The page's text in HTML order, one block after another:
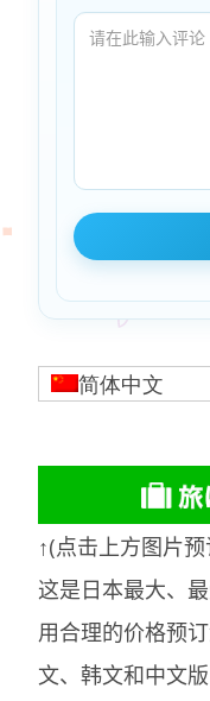
简体中文
↑(点击上方图片
这是日本最大、
用合理的价格预
文、韩文和中文